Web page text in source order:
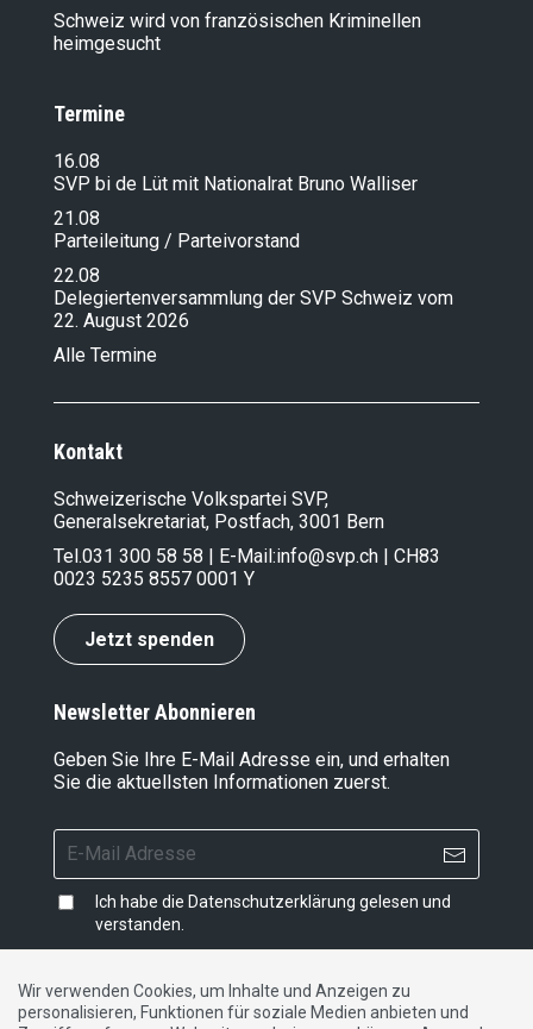
Schweiz wird von französischen Kriminellen
heimgesucht
Termine
16.08
SVP bi de Lüt mit Nationalrat Bruno Walliser
21.08
Parteileitung / Parteivorstand
22.08
Delegiertenversammlung der SVP Schweiz vom
22. August 2026
Alle Termine
Kontakt
Schweizerische Volkspartei SVP,
Generalsekretariat, Postfach, 3001 Bern
Tel.031 300 58 58 | E-Mail:info@svp.ch | CH83
0023 5235 8557 0001 Y
Jetzt spenden
Newsletter Abonnieren
Geben Sie Ihre E-Mail Adresse ein, und erhalten
Sie die aktuellsten Informationen zuerst.
Ich habe die Datenschutzerklärung gelesen und
verstanden.
Impressum|Datenschutzerklärung|Kontakt
Wir verwenden Cookies, um Inhalte und Anzeigen zu
personalisieren, Funktionen für soziale Medien anbieten und